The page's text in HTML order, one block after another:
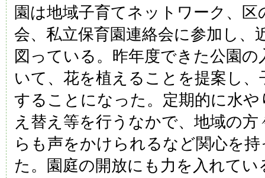
園は地域子育てネットワーク、区
会、私立保育園連絡会に参加し、
図っている。昨年度できた公園
いて、花を植えることを提案し
することになった。定期的に水
え替え等を行うなかで、地域の
らも声をかけられるなど関心を
た。園庭の開放にも力を入れて